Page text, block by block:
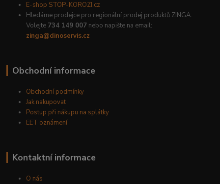
E-shop STOP-KOROZI.cz
Hledáme prodejce pro regionální prodej produktů ZINGA.
Volejte 734 149 007 nebo napište na email:
zinga@dinoservis.cz
Obchodní informace
Obchodní podmínky
Jak nakupovat
Postup při nákupu na splátky
EET oznámení
Kontaktní informace
O nás